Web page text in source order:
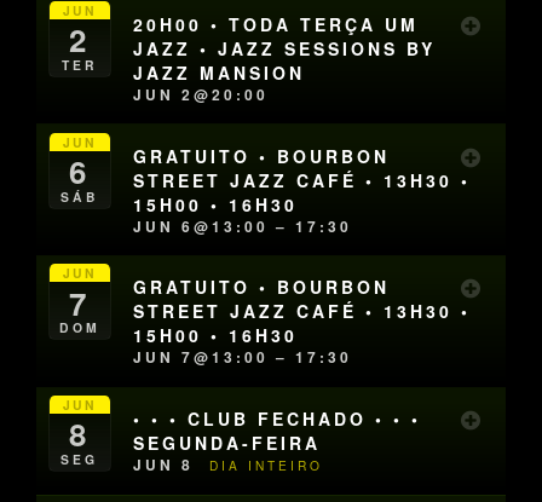
JUN
2
TER
20H00 • TODA TERÇA UM
JAZZ • JAZZ SESSIONS BY
JAZZ MANSION
JUN 2@20:00
JUN
6
SÁB
GRATUITO • BOURBON
STREET JAZZ CAFÉ • 13H30 •
15H00 • 16H30
JUN 6@13:00 – 17:30
JUN
7
DOM
GRATUITO • BOURBON
STREET JAZZ CAFÉ • 13H30 •
15H00 • 16H30
JUN 7@13:00 – 17:30
JUN
8
SEG
• • • CLUB FECHADO • • •
SEGUNDA-FEIRA
JUN 8 DIA INTEIRO